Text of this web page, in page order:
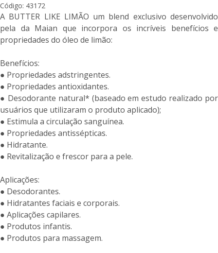
Código: 43172
A BUTTER LIKE LIMÃO um blend exclusivo desenvolvido
pela da Maian que incorpora os incríveis benefícios e
propriedades do óleo de limão:
Benefícios:
● Propriedades adstringentes.
● Propriedades antioxidantes.
● Desodorante natural* (baseado em estudo realizado por
usuários que utilizaram o produto aplicado);
● Estimula a circulação sanguínea.
● Propriedades antissépticas.
● Hidratante.
● Revitalização e frescor para a pele.
Aplicações:
● Desodorantes.
● Hidratantes faciais e corporais.
● Aplicações capilares.
● Produtos infantis.
● Produtos para massagem.